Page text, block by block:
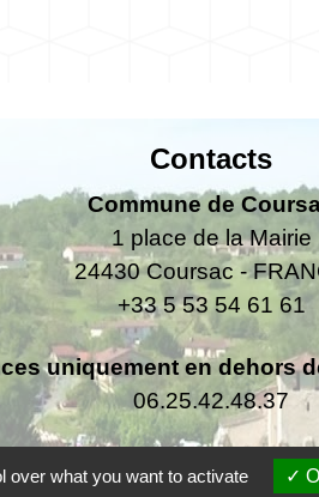
Contacts
Commune de
1 place de la Mairie
24430 Coursac -
+33 5 53 54 61 61
uniquement en dehors
06.25.42.48.37
over what you want to activate